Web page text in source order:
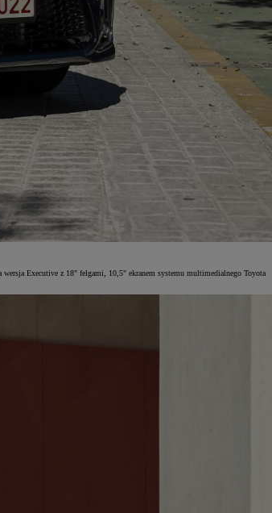
Executive z 18" felgami, 10,5" ekranem systemu multimedialnego Toyota